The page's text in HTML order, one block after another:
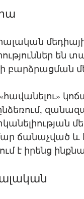
են
ճանաչված և
է իրենց